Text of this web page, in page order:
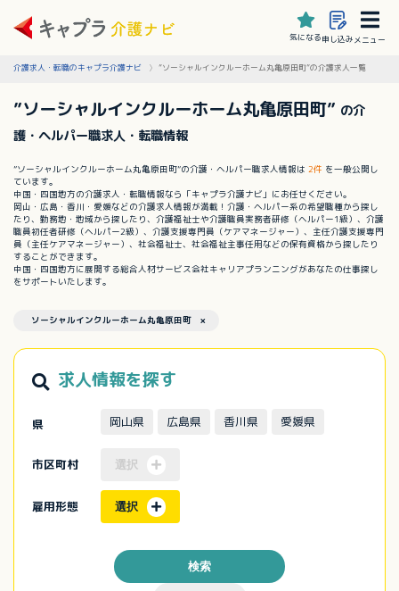
気になる申し込みメニュー
介護求人・転職のキャプラ介護ナビ ”ソーシャルインクルーホーム丸亀原田町”の介護求人一覧
”ソーシャルインクルーホーム丸亀原田町” の介
護・ヘルパー職求人・転職情報
”ソーシャルインクルーホーム丸亀原田町”の介護・ヘルパー職求人情報は 2件 を一般公開し
ています。
中国・四国地方の介護求人・転職情報なら「キャプラ介護ナビ」にお任せください。
岡山・広島・香川・愛媛などの介護求人情報が満載！介護・ヘルパー系の希望職種から探し
たり、勤務地・地域から探したり、介護福祉士や介護職員実務者研修（ヘルパー1級）、介護
職員初任者研修（ヘルパー2級）、介護支援専門員（ケアマネージャー）、主任介護支援専門
員（主任ケアマネージャー）、社会福祉士、社会福祉主事任用などの保有資格から探したり
することができます。
中国・四国地方に展開する総合人材サービス会社キャリアプランニングがあなたの仕事探し
をサポートいたします。
ソーシャルインクルーホーム丸亀原田町 ×
求人情報を探す
県 岡山県 広島県 香川県 愛媛県
市区町村 選択
雇用形態 選択
検索